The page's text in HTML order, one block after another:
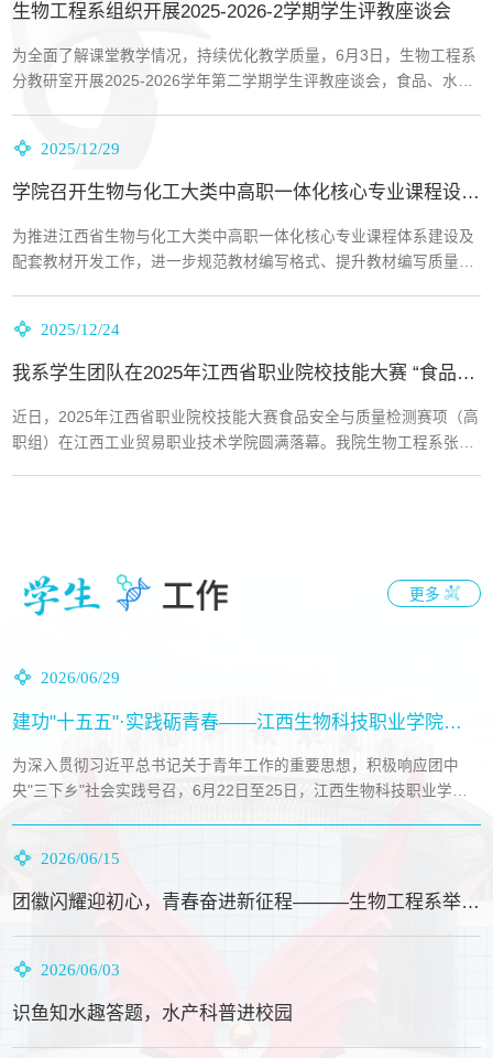
生物工程系组织开展2025-2026-2学期学生评教座谈会
为全面了解课堂教学情况，持续优化教学质量，6月3日，生物工程系
分教研室开展2025-2026学年第二学期学生评教座谈会，食品、水产
2025/12/29
学院召开生物与化工大类中高职一体化核心专业课程设计及配套教材开发课题组教...
为推进江西省生物与化工大类中高职一体化核心专业课程体系建设及
配套教材开发工作，进一步规范教材编写格式、提升教材编写质量，
2025/12/24
我系学生团队在2025年江西省职业院校技能大赛 “食品安全与质量检测”赛道喜获...
近日，2025年江西省职业院校技能大赛食品安全与质量检测赛项（高
职组）在江西工业贸易职业技术学院圆满落幕。我院生物工程系张祖
更多
2026/06/29
建功"十五五"·实践砺青春——江西生物科技职业学院生物工程系暑期"三下乡"社会实践...
为深入贯彻习近平总书记关于青年工作的重要思想，积极响应团中
央"三下乡"社会实践号召，6月22日至25日，江西生物科技职业学院
2026/06/15
团徽闪耀迎初心，青春奋进新征程———生物工程系举行新团员入团仪式
大青年团员矢志...
2026/06/03
识鱼知水趣答题，水产科普进校园